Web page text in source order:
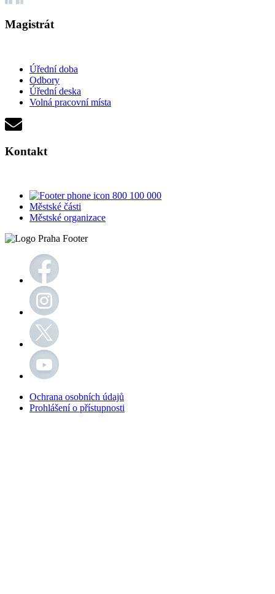
Magistrát
Úřední doba
Odbory
Úřední deska
Volná pracovní místa
Kontakt
800 100 000
Městské části
Městské organizace
Ochrana osobních údajů
Prohlášení o přístupnosti